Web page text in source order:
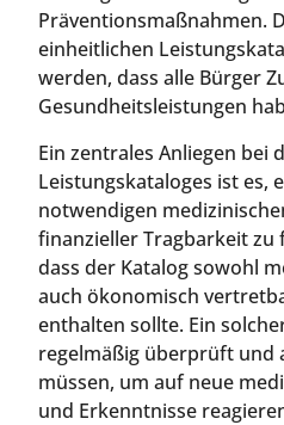
Präventionsmaßnahmen.
einheitlichen
werden, dass alle Bürger
Gesundheitsleistungen
Ein zentrales Anliegen bei
Leistungskataloges ist es,
notwendigen
finanzieller Tragbarkeit zu
dass der Katalog sowohl
auch ökonomisch
enthalten sollte. Ein
regelmäßig überprüft und
müssen, um auf neue
und Erkenntnisse